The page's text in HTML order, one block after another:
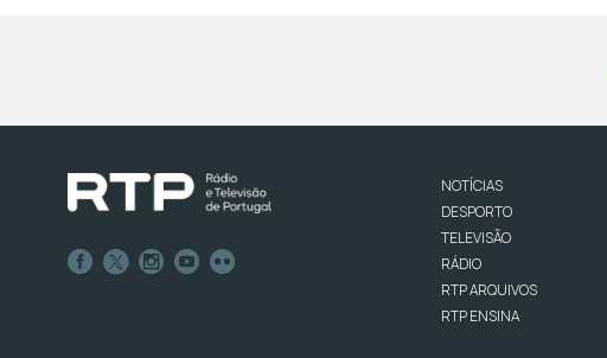
NOTÍCIAS
DESPORTO
TELEVISÃO
RÁDIO
RTP ARQUIVOS
RTP ENSINA